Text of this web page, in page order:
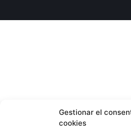
Gestionar el
cookies